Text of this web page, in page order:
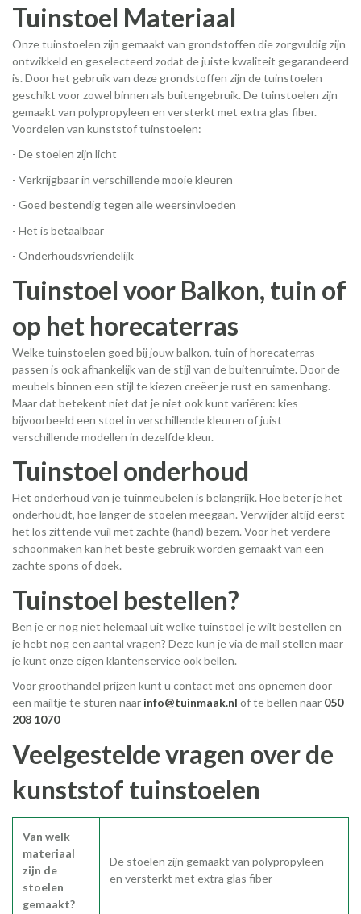
Tuinstoel Materiaal
Onze tuinstoelen zijn gemaakt van grondstoffen die zorgvuldig zijn
ontwikkeld en geselecteerd zodat de juiste kwaliteit gegarandeerd
is. Door het gebruik van deze grondstoffen zijn de tuinstoelen
geschikt voor zowel binnen als buitengebruik. De tuinstoelen zijn
gemaakt van polypropyleen en versterkt met extra glas fiber.
Voordelen van kunststof tuinstoelen:
- De stoelen zijn licht
- Verkrijgbaar in verschillende mooie kleuren
- Goed bestendig tegen alle weersinvloeden
- Het is betaalbaar
- Onderhoudsvriendelijk
Tuinstoel voor Balkon, tuin of
op het horecaterras
Welke tuinstoelen goed bij jouw balkon, tuin of horecaterras
passen is ook afhankelijk van de stijl van de buitenruimte. Door de
meubels binnen een stijl te kiezen creëer je rust en samenhang.
Maar dat betekent niet dat je niet ook kunt variëren: kies
bijvoorbeeld een stoel in verschillende kleuren of juist
verschillende modellen in dezelfde kleur.
Tuinstoel onderhoud
Het onderhoud van je tuinmeubelen is belangrijk. Hoe beter je het
onderhoudt, hoe langer de stoelen meegaan. Verwijder altijd eerst
het los zittende vuil met zachte (hand) bezem. Voor het verdere
schoonmaken kan het beste gebruik worden gemaakt van een
zachte spons of doek.
Tuinstoel bestellen?
Ben je er nog niet helemaal uit welke tuinstoel je wilt bestellen en
je hebt nog een aantal vragen? Deze kun je via de mail stellen maar
je kunt onze eigen klantenservice ook bellen.
Voor groothandel prijzen kunt u contact met ons opnemen door
een mailtje te sturen naar info@tuinmaak.nl of te bellen naar 050
208 1070
Veelgestelde vragen over de
kunststof tuinstoelen
Van welk
materiaal
zijn de
stoelen
gemaakt?
De stoelen zijn gemaakt van polypropyleen
en versterkt met extra glas fiber